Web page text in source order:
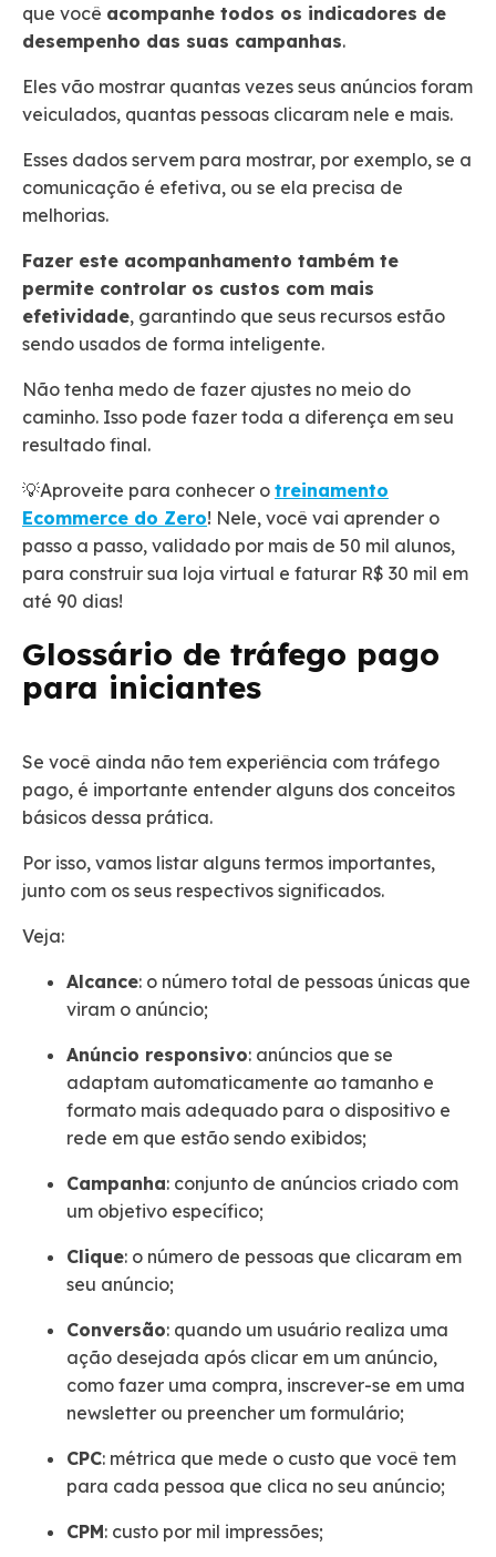
que você acompanhe todos os indicadores de
desempenho das suas campanhas.
Eles vão mostrar quantas vezes seus anúncios foram
veiculados, quantas pessoas clicaram nele e mais.
Esses dados servem para mostrar, por exemplo, se a
comunicação é efetiva, ou se ela precisa de
melhorias.
Fazer este acompanhamento também te
permite controlar os custos com mais
efetividade, garantindo que seus recursos estão
sendo usados de forma inteligente.
Não tenha medo de fazer ajustes no meio do
caminho. Isso pode fazer toda a diferença em seu
resultado final.
💡Aproveite para conhecer o treinamento
Ecommerce do Zero! Nele, você vai aprender o
passo a passo, validado por mais de 50 mil alunos,
para construir sua loja virtual e faturar R$ 30 mil em
até 90 dias!
Glossário de tráfego pago
para iniciantes
Se você ainda não tem experiência com tráfego
pago, é importante entender alguns dos conceitos
básicos dessa prática.
Por isso, vamos listar alguns termos importantes,
junto com os seus respectivos significados.
Veja:
Alcance: o número total de pessoas únicas que
viram o anúncio;
Anúncio responsivo: anúncios que se
adaptam automaticamente ao tamanho e
formato mais adequado para o dispositivo e
rede em que estão sendo exibidos;
Campanha: conjunto de anúncios criado com
um objetivo específico;
Clique: o número de pessoas que clicaram em
seu anúncio;
Conversão: quando um usuário realiza uma
ação desejada após clicar em um anúncio,
como fazer uma compra, inscrever-se em uma
newsletter ou preencher um formulário;
CPC: métrica que mede o custo que você tem
para cada pessoa que clica no seu anúncio;
CPM: custo por mil impressões;